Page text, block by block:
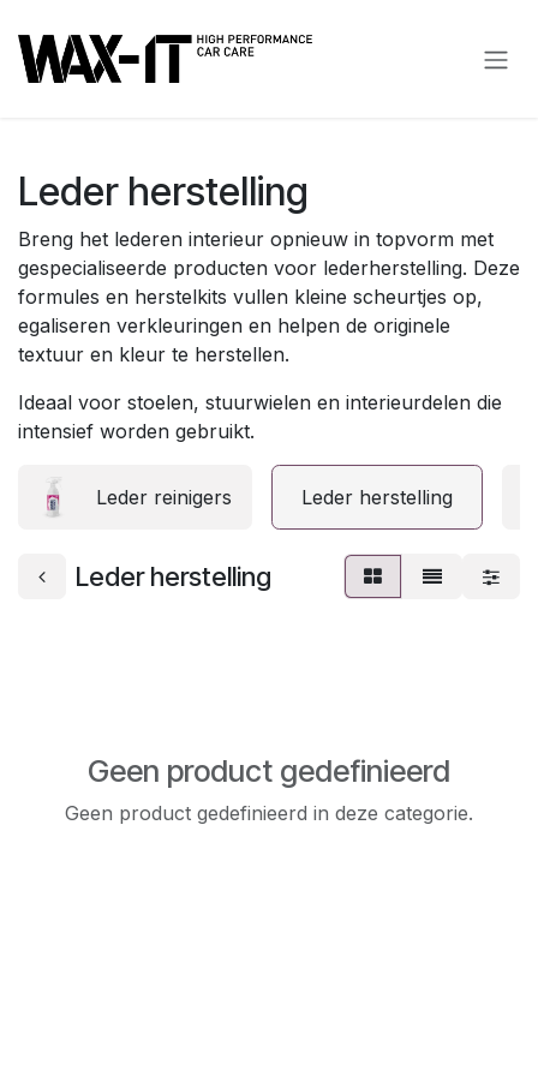
Leder herstelling
Breng het lederen interieur opnieuw in topvorm met
gespecialiseerde producten voor lederherstelling. Deze
formules en herstelkits vullen kleine scheurtjes op,
egaliseren verkleuringen en helpen de originele
textuur en kleur te herstellen.
Ideaal voor stoelen, stuurwielen en interieurdelen die
intensief worden gebruikt.
Leder reinigers Leder herstelling
Leder herstelling
Geen product gedefinieerd
Geen product gedefinieerd in deze categorie.